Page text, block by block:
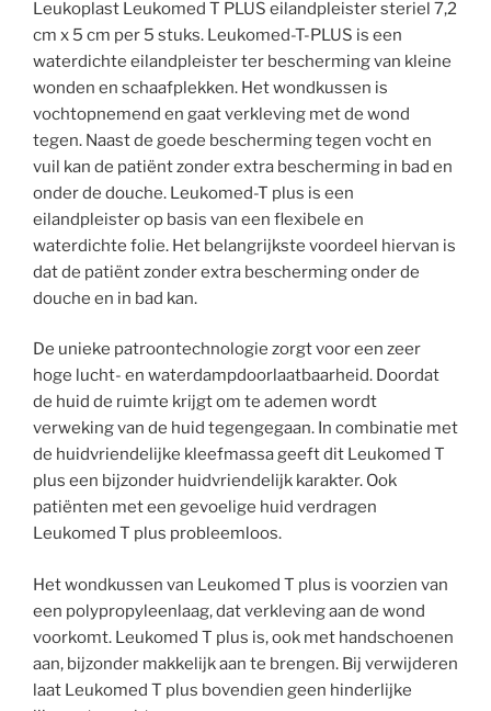
Leukoplast Leukomed T PLUS eilandpleister steriel 7,2
cm x 5 cm per 5 stuks. Leukomed-T-PLUS is een
waterdichte eilandpleister ter bescherming van kleine
wonden en schaafplekken. Het wondkussen is
vochtopnemend en gaat verkleving met de wond
tegen. Naast de goede bescherming tegen vocht en
vuil kan de patiënt zonder extra bescherming in bad en
onder de douche. Leukomed-T plus is een
eilandpleister op basis van een flexibele en
waterdichte folie. Het belangrijkste voordeel hiervan is
dat de patiënt zonder extra bescherming onder de
douche en in bad kan.
De unieke patroontechnologie zorgt voor een zeer
hoge lucht- en waterdampdoorlaatbaarheid. Doordat
de huid de ruimte krijgt om te ademen wordt
verweking van de huid tegengegaan. In combinatie met
de huidvriendelijke kleefmassa geeft dit Leukomed T
plus een bijzonder huidvriendelijk karakter. Ook
patiënten met een gevoelige huid verdragen
Leukomed T plus probleemloos.
Het wondkussen van Leukomed T plus is voorzien van
een polypropyleenlaag, dat verkleving aan de wond
voorkomt. Leukomed T plus is, ook met handschoenen
aan, bijzonder makkelijk aan te brengen. Bij verwijderen
laat Leukomed T plus bovendien geen hinderlijke